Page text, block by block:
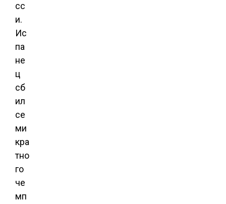
сс
и.
Ис
па
не
ц
сб
ил
се
ми
кра
тно
го
че
мп